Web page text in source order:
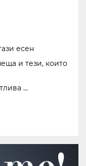
есен
и тези, които
...